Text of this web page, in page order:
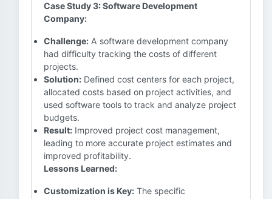
Case Study 3: Software Development
Company:
Challenge: A software development company
had difficulty tracking the costs of different
projects.
Solution: Defined cost centers for each project,
allocated costs based on project activities, and
used software tools to track and analyze project
budgets.
Result: Improved project cost management,
leading to more accurate project estimates and
improved profitability.
Lessons Learned:
Customization is Key: The specific